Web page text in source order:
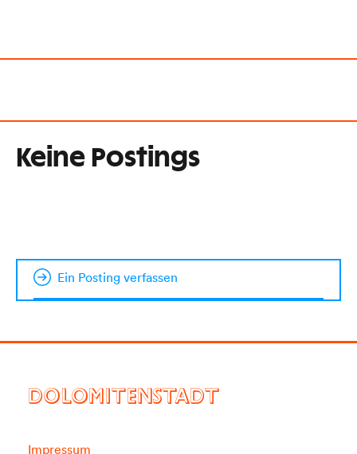
Keine Postings
Ein Posting verfassen
DOLOMITENSTADT
Impressum